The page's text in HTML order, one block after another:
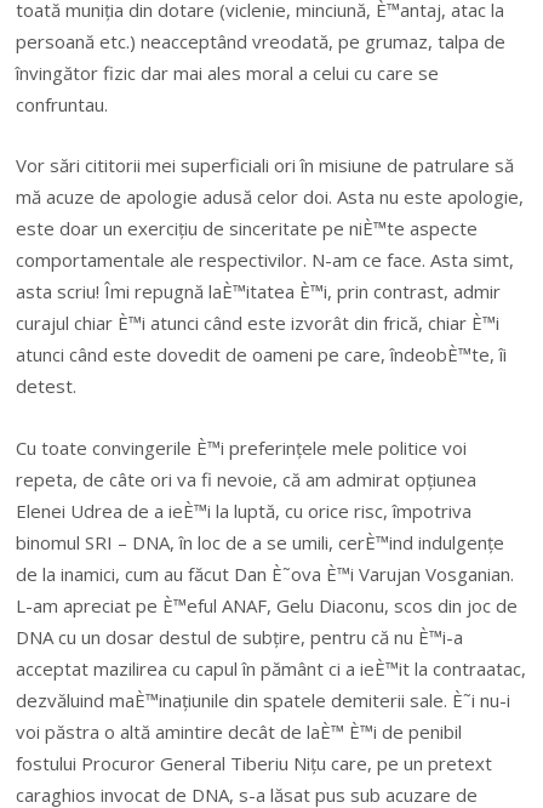
toată muniția din dotare (viclenie, minciună, È™antaj, atac la
persoană etc.) neacceptând vreodată, pe grumaz, talpa de
învingător fizic dar mai ales moral a celui cu care se
confruntau.
Vor sări cititorii mei superficiali ori în misiune de patrulare să
mă acuze de apologie adusă celor doi. Asta nu este apologie,
este doar un exercițiu de sinceritate pe niÈ™te aspecte
comportamentale ale respectivilor. N-am ce face. Asta simt,
asta scriu! Îmi repugnă laÈ™itatea È™i, prin contrast, admir
curajul chiar È™i atunci când este izvorât din frică, chiar È™i
atunci când este dovedit de oameni pe care, îndeobÈ™te, îi
detest.
Cu toate convingerile È™i preferințele mele politice voi
repeta, de câte ori va fi nevoie, că am admirat opțiunea
Elenei Udrea de a ieÈ™i la luptă, cu orice risc, împotriva
binomul SRI – DNA, în loc de a se umili, cerÈ™ind indulgențe
de la inamici, cum au făcut Dan È˜ova È™i Varujan Vosganian.
L-am apreciat pe È™eful ANAF, Gelu Diaconu, scos din joc de
DNA cu un dosar destul de subțire, pentru că nu È™i-a
acceptat mazilirea cu capul în pământ ci a ieÈ™it la contraatac,
dezvăluind maÈ™inațiunile din spatele demiterii sale. È˜i nu-i
voi păstra o altă amintire decât de laÈ™ È™i de penibil
fostului Procuror General Tiberiu Nițu care, pe un pretext
caraghios invocat de DNA, s-a lăsat pus sub acuzare de